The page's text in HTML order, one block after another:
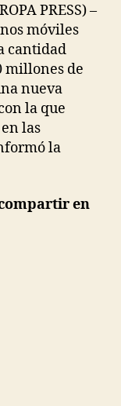
PRESS) –
móviles
cantidad
millones de
nueva
la que
las
la
en